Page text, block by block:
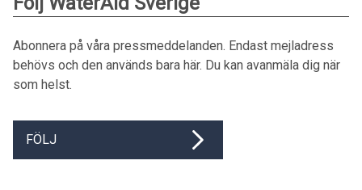
Abonnera på våra pressmeddelanden. Endast mejladress
behövs och den används bara här. Du kan avanmäla dig när
som helst.
FÖLJ